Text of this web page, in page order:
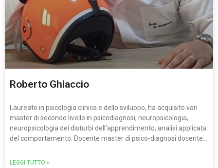
Roberto Ghiaccio
Laureato in psicologia clinica e dello sviluppo, ha acquisito vari
master di secondo livello in psicodiagnosi, neuropsicologia,
neuropsicologia dei disturbi dell’apprendimento, analisi applicata
del comportamento. Docente master di psico-diagnosi docente…
LEGGI TUTTO »